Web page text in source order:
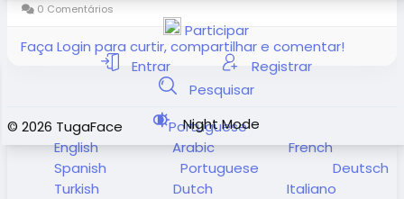
Participar
Entrar
Registrar
Pesquisar
Night Mode
0 Comentários
Faça Login para curtir, compartilhar e comentar!
© 2026 TugaFace
Portuguese
English
Arabic
French
Spanish
Portuguese
Deutsch
Turkish
Dutch
Italiano